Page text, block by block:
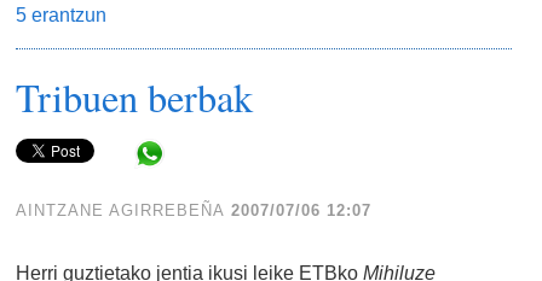
5 erantzun
Tribuen berbak
AINTZANE AGIRREBEÑA 2007/07/06 12:07
Herri guztietako jentia ikusi leike ETBkoMihiluze